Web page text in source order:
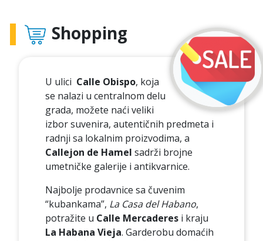
Shopping
U ulici Calle Obispo, koja
se nalazi u centralnom delu
grada, možete naći veliki
izbor suvenira, autentičnih predmeta i
radnji sa lokalnim proizvodima, a
Callejon de Hamel sadrži brojne
umetničke galerije i antikvarnice.
Najbolje prodavnice sa čuvenim
“kubankama”, La Casa del Habano,
potražite u Calle Mercaderes i kraju
La Habana Vieja. Garderobu domaćih